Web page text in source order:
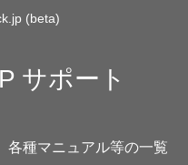
(beta)
サポート
各種マニュアル等の一覧